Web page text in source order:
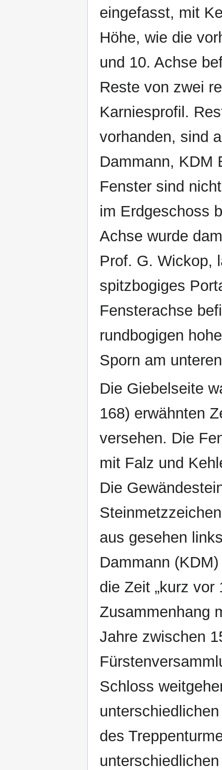
eingefasst, mit
Höhe, wie die
und 10. Achse
Reste von zwei
Karniesprofil.
vorhanden, sind
Dammann, KDM
Fenster sind
im Erdgeschoss
Achse wurde
Prof. G. Wickop,
spitzbogiges
Fensterachse
rundbogigen
Sporn am
Die Giebelseite
168) erwähnten
versehen. Die
mit Falz und
Die
aus gesehen
Dammann
die Zeit „kurz vor
Zusammenhang
Jahre zwischen
Schloss
des